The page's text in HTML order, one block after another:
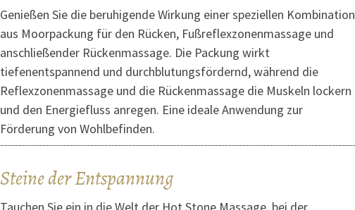
Genießen Sie die beruhigende Wirkung einer speziellen Kombination
aus Moorpackung für den Rücken, Fußreflexzonenmassage und
anschließender Rückenmassage. Die Packung wirkt
tiefenentspannend und durchblutungsfördernd, während die
Reflexzonenmassage und die Rückenmassage die Muskeln lockern
und den Energiefluss anregen. Eine ideale Anwendung zur
Förderung von Wohlbefinden.
Steine der Entspannung